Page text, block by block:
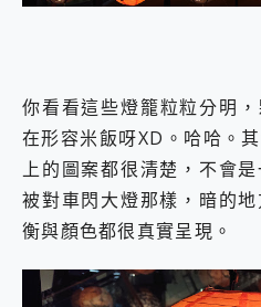
你看看這些燈籠粒粒分明
在形容米飯呀XD。哈哈。
上的圖案都很清楚，不會
被對車閃大燈那樣，暗的
衡與顏色都很真實呈現。